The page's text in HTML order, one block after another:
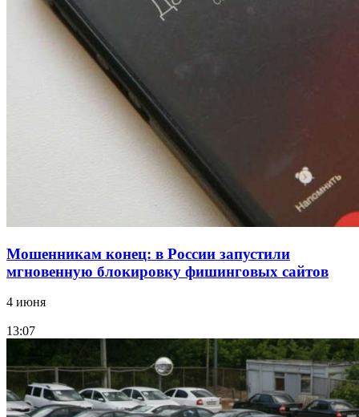
Сладкий праздник в Волгограде: в Центральном
парке прошёл фестиваль „Арбузный переполох“
Волгоградские компании нарастили экспорт:
заключены контракты на 3,6 млн долларов
Мошенникам конец: в России запустили
мгновенную блокировку фишинговых сайтов
4 июня
13:07